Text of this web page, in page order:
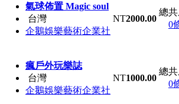
氣球佈置 Magic soul
台灣
企鵝娛樂藝術企業社
NT2000.00
總
0
瘋戶外玩樂誌
台灣
企鵝娛樂藝術企業社
NT1000.00
總
0